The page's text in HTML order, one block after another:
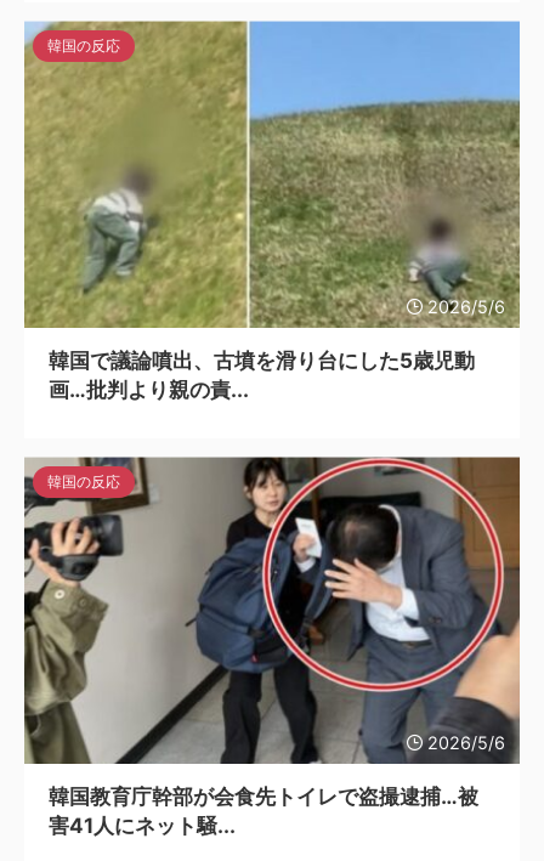
2026/5/6
韓国の反応
韓国で議論噴出、古墳を滑り台にした5歳児動
画…批判より親の責...
2026/5/6
韓国の反応
韓国教育庁幹部が会食先トイレで盗撮逮捕…被
害41人にネット騒...